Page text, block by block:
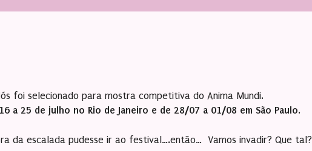
foi selecionado para mostra competitiva do Anima Mundi.
16 a 25 de julho no Rio de Janeiro e de 28/07 a 01/08 em São Paulo.
da escalada pudesse ir ao festival….então… Vamos invadir? Que tal?